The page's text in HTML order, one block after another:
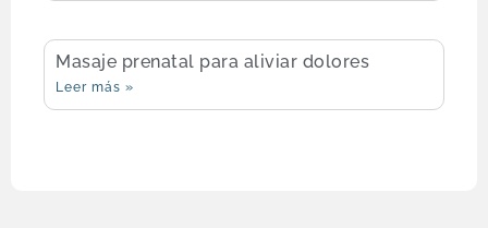
Masaje prenatal para aliviar dolores
Leer más »